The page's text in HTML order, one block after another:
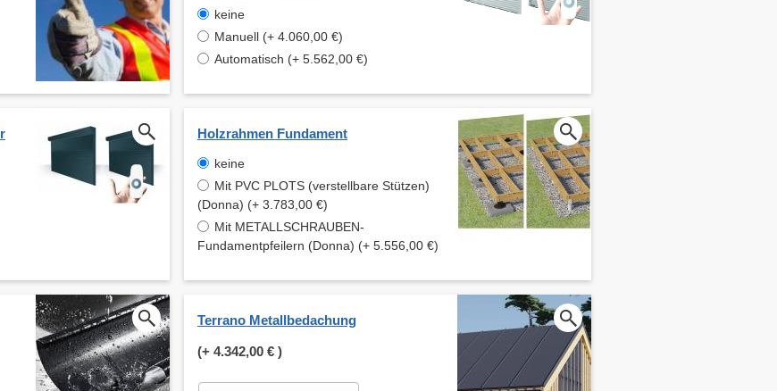
keine
Manuell (+ 4.060,00 €)
Automatisch (+ 5.562,00 €)
Holzrahmen Fundament
keine
Mit PVC PLOTS (verstellbare Stützen)
(Donna) (+ 3.783,00 €)
Mit METALLSCHRAUBEN-
Fundamentpfeilern (Donna) (+ 5.556,00 €)
Terrano Metallbedachung
(+ 4.342,00 € )